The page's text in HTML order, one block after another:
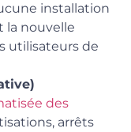
installation
la nouvelle
utilisateurs de
des
arrêts